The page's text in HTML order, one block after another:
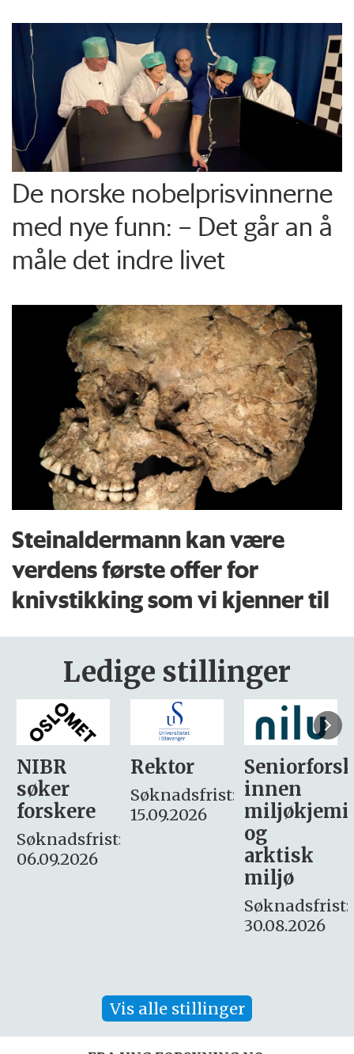
De norske nobelprisvinnerne
med nye funn: – Det går an å
måle det indre livet
Steinaldermann kan være
verdens første offer for
knivstikking som vi kjenner til
Ledige stillinger
Rektor
Søknadsfrist:
15.09.2026
Seniorforsker
innen
miljøkjemi
søker
– fast
Søknadsfrist:
16. august.
Vis alle stillinger